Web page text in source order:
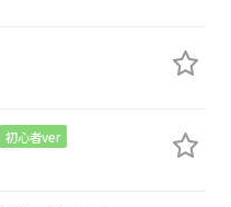
初心者ver